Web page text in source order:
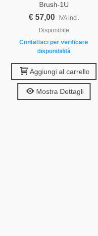
Brush-1U
€ 57,00
IVA incl.
Disponibile
Contattaci per verificare
disponibilità
Aggiungi al carrello
Mostra Dettagli